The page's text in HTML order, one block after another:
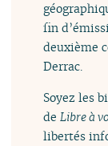
fin
deuxième
Derrac.
Soyez les
de Libre à
libertés